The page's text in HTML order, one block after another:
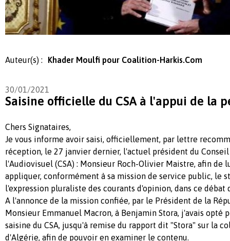
Auteur(s) : Khader Moulfi pour Coalition-Harkis.Com
30/01/2021
Saisine officielle du CSA à l'appui de la
Chers Signataires,
Je vous informe avoir saisi, officiellement, par lettre
réception, le 27 janvier dernier, l'actuel président du
l'Audiovisuel (CSA) : Monsieur Roch-Olivier Maistre, afin de
appliquer, conformément à sa mission de service public, le
l'expression pluraliste des courants d'opinion, dans ce
A l'annonce de la mission confiée, par le Président de la
Monsieur Emmanuel Macron, à Benjamin Stora, j'avais opté
saisine du CSA, jusqu'à remise du rapport dit "Stora" sur la
d'Algérie, afin de pouvoir en examiner le contenu.